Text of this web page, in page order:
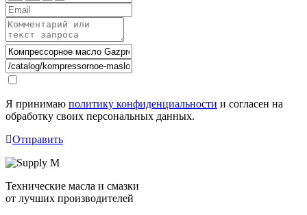
Я принимаю политику конфиденциальности и согласен на
обработку своих персональных данных.
Отправить
Технические масла и смазки
от лучших производителей